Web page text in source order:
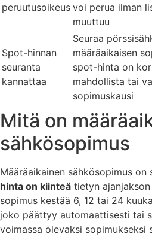
peruutusoikeus voi perua ilman
muuttuu
Spot-hinnan
seuranta
kannattaa
Seuraa
määräaikaisen
spot-hinta on
mahdollista tai
sopimuskausi
Mitä on
sähkösopimus
Määräaikainen sähkösopimus on
hinta on kiinteä tietyn
sopimus kestää 6, 12 tai 24
joko päättyy automaattisesti tai
voimassa olevaksi sopimukseksi